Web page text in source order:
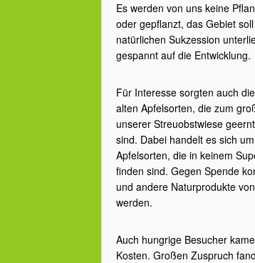
Es werden von uns keine
oder gepflanzt, das Gebiet
natürlichen Sukzession
gespannt auf die Entwicklung.
Für Interesse sorgten auch
alten Apfelsorten, die zum
unserer Streuobstwiese
sind. Dabei handelt es sich
Apfelsorten, die in keinem
finden sind. Gegen Spende
und andere Naturprodukte
werden.
Auch hungrige Besucher
Kosten. Großen Zuspruch